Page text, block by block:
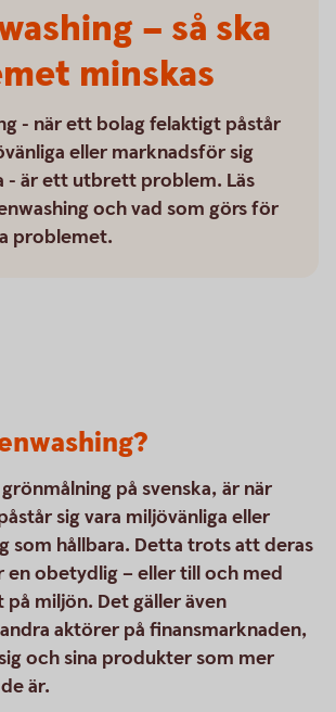
– så ska
minskas
- när ett bolag felaktigt påstår
eller marknadsför sig
- är ett utbrett problem. Läs
och vad som görs för
problemet.
på svenska, är när
sig vara miljövänliga eller
som hållbara. Detta trots att deras
en obetydlig – eller till och med
miljön. Det gäller även
aktörer på finansmarknaden,
och sina produkter som mer
är.